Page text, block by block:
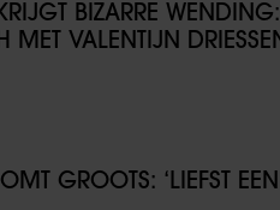
BIZARRE
MET VALENTIJN
GROOTS: ‘LIEFST